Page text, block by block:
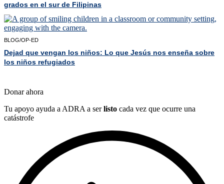
grados en el sur de Filipinas
BLOG/OP-ED
Dejad que vengan los niños: Lo que Jesús nos enseña sobre
los niños refugiados
Donar ahora
Tu apoyo ayuda a ADRA a serlisto cada vez que ocurre una
catástrofe